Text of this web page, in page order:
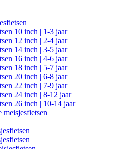
10 inch | 1-3 jaar
12 inch | 2-4 jaar
14 inch | 3-5 jaar
16 inch | 4-6 jaar
18 inch | 5-7 jaar
20 inch | 6-8 jaar
22 inch | 7-9 jaar
24 inch | 8-12 jaar
26 inch | 10-14 jaar